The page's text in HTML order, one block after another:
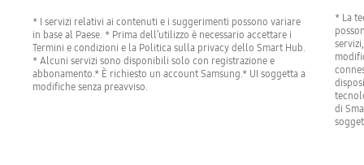
* I servizi relativi ai contenuti e i suggerimenti possono variare
in base al Paese. * Prima dell’utilizzo è necessario accettare i
Termini e condizioni e la Politica sulla privacy dello Smart Hub.
* Alcuni servizi sono disponibili solo con registrazione e
abbonamento.* È richiesto un account Samsung.* UI soggetta a
modifiche senza preavviso.
* La
di